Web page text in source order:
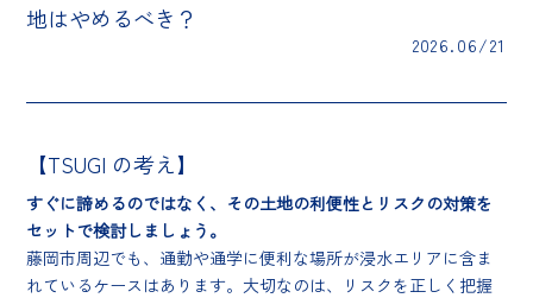
地はやめるべき？
2026.06/21
【TSUGI の考え】
すぐに諦めるのではなく、その土地の利便性とリスクの対策を
セットで検討しましょう。
藤岡市周辺でも、通勤や通学に便利な場所が浸水エリアに含ま
れているケースはあります。大切なのは、リスクを正しく把握